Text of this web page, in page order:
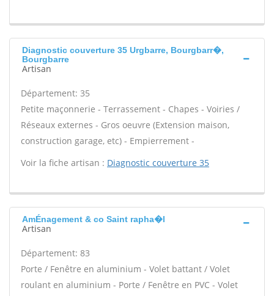
Diagnostic couverture 35 Urgbarre, Bourgbarr�,
Bourgbarre
Artisan
Département: 35
Petite maçonnerie - Terrassement - Chapes - Voiries /
Réseaux externes - Gros oeuvre (Extension maison,
construction garage, etc) - Empierrement -
Voir la fiche artisan : Diagnostic couverture 35
AmÉnagement & co Saint rapha�l
Artisan
Département: 83
Porte / Fenêtre en aluminium - Volet battant / Volet
roulant en aluminium - Porte / Fenêtre en PVC - Volet